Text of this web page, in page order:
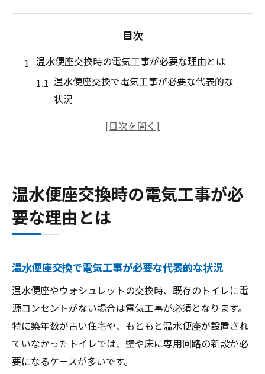
目次
温水便座交換時の電気工事が必要な理由とは
温水便座交換で電気工事が必要な代表的な
状況
ウォシュレット設置時の電気工事による安
全性の重要性
設置環境別で変わる電気工事の必要条件
電気工事不要な温水便座交換ケースの見分
け方
説
電気工事の内容で変動する温水便座交換の
費用
ウォシュレット取り付けで追加される工事
費用の種類
本体価格と電気工事費用のバランスを考え
温水便座交換時の電気工事が必
要な理由とは
温水便座交換で電気工事が必要な代表的な状況
温水便座やウォシュレットの交換時、既存のトイレに電
源コンセントがない場合は電気工事が必須となります。
特に築年数が古い住宅や、もともと温水便座が設置され
ていなかったトイレでは、壁や床に専用回路の新設が必
要になるケースが多いです。